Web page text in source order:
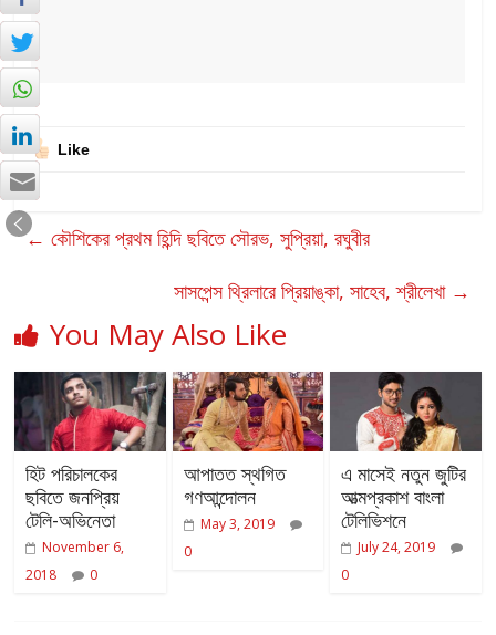
Like
← কৌশিকের প্রথম হিন্দি ছবিতে সৌরভ, সুপ্রিয়া, রঘুবীর
সাসপেন্স থ্রিলারে প্রিয়াঙ্কা, সাহেব, শ্রীলেখা →
You May Also Like
হিট পরিচালকের
ছবিতে জনপ্রিয়
টেলি-অভিনেতা
November 6,
2018
0
আপাতত স্থগিত
গণআন্দোলন
May 3, 2019
0
এ মাসেই নতুন জুটির
আত্মপ্রকাশ বাংলা
টেলিভিশনে
July 24, 2019
0